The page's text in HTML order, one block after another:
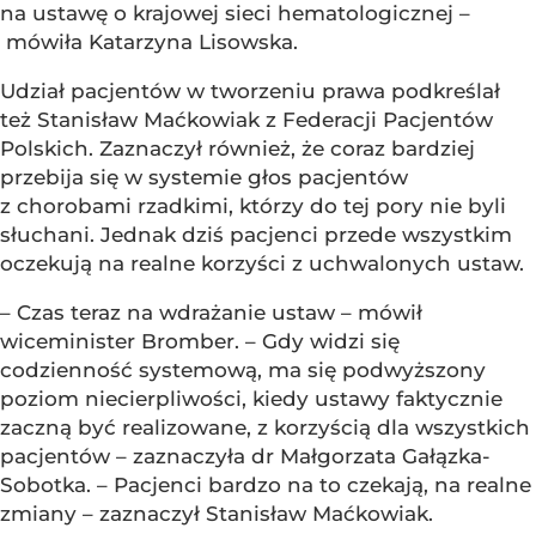
na ustawę o krajowej sieci hematologicznej –
mówiła Katarzyna Lisowska.
Udział pacjentów w tworzeniu prawa podkreślał
też Stanisław Maćkowiak z Federacji Pacjentów
Polskich. Zaznaczył również, że coraz bardziej
przebija się w systemie głos pacjentów
z chorobami rzadkimi, którzy do tej pory nie byli
słuchani. Jednak dziś pacjenci przede wszystkim
oczekują na realne korzyści z uchwalonych ustaw.
– Czas teraz na wdrażanie ustaw – mówił
wiceminister Bromber. – Gdy widzi się
codzienność systemową, ma się podwyższony
poziom niecierpliwości, kiedy ustawy faktycznie
zaczną być realizowane, z korzyścią dla wszystkich
pacjentów – zaznaczyła dr Małgorzata Gałązka-
Sobotka. – Pacjenci bardzo na to czekają, na realne
zmiany – zaznaczył Stanisław Maćkowiak.